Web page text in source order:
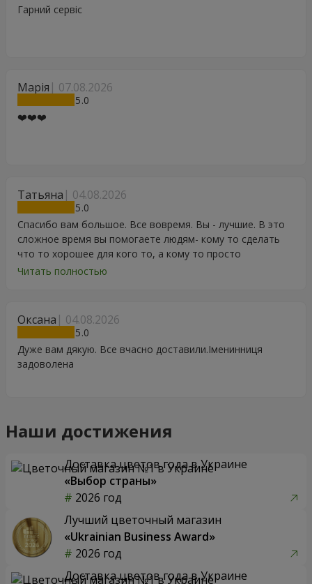
Гарний сервіс
Марія 07.08.2026
5
❤️❤️❤️
Татьяна 04.08.2026
5
Спасибо вам большое. Все вовремя. Вы - лучшие. В это
сложное время вы помогаете людям- кому то сделать
что то хорошее для кого то, а кому то просто
порадоваться цветам, подарку, тортику, поздравлению.
Читать полностью
Оксана 04.08.2026
5
Дуже вам дякую. Все вчасно доставили.Іменинниця
задоволена
Наши достижения
Доставка цветов года в Украине
«Выбор страны»
2026 год
Лучший цветочный магазин
«Ukrainian Business Award»
2026 год
Доставка цветов года в Украине